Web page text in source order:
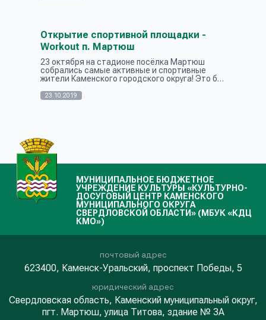
Открытие спортивной площадки -
Workout п. Мартюш
23 октября на стадионе посёлка Мартюш
собрались самые активные и спортивные
жители Каменского городского округа! Это был
появилась первая в Каменском городском
23.10.2019
МУНИЦИПАЛЬНОЕ БЮДЖЕТНОЕ
УЧРЕЖДЕНИЕ КУЛЬТУРЫ «КУЛЬТУРНО-
ДОСУГОВЫЙ ЦЕНТР КАМЕНСКОГО
МУНИЦИПАЛЬНОГО ОКРУГА
СВЕРДЛОВСКОЙ ОБЛАСТИ» (МБУК «КДЦ
КМО»)
почтовый адрес
623400, Каменск-Уральский, проспект Победы, 5
юридический адрес
Свердловская область, Каменский муниципальный округ,
пгт. Мартюш, улица Титова, здание № 3А